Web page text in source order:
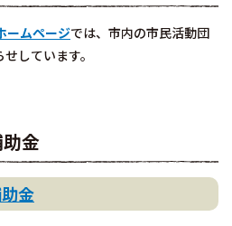
ームページでは、市内の市民活動団
しています。
金
金